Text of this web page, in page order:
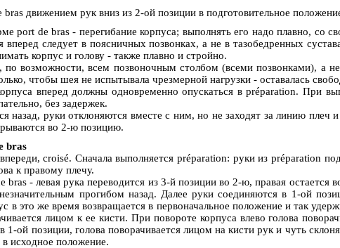
bras движением рук вниз из 2-ой позиции в подготовительное
рort de bras - перегибание корпуса; выполнять его надо плавно,
вперед следует в поясничных позвонках, а не в тазобедренных
корпус и голову - также плавно и стройно.
по возможности, всем позвоночным столбом (всеми позвонками), а
чтобы шея не испытывала чрезмерной нагрузки - оставалась
вперед должны одновременно опускаться в préparation. При
без задержек.
назад, руки отклоняются вместе с ним, но не заходят за линию
во 2-ю позицию.
bras
croisé. Сначала выполняется préparation: руки из préparation
к правому плечу.
bras - левая рука переводится из 3-й позиции во 2-ю, правая
прогибом назад. Далее руки соединяются в 1-ой
в это же время возвращается в первоначальное положение и так
лицом к ее кисти. При повороте корпуса влево голова
1-ой позиции, голова поворачивается лицом на кисти рук и чуть
исходное положение.